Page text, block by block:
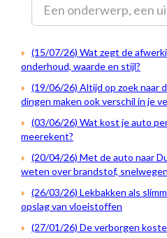
(15/07/26) Wat zegt de
onderhoud, waarde en stijl?
(19/06/26) Altijd op zoek naar
dingen maken ook verschil in je
(03/06/26) Wat kost je auto
meerekent?
(20/04/26) Met de auto naar
weten over brandstof,
(26/03/26) Lekbakken als
opslag van vloeistoffen
(27/01/26) De verborgen